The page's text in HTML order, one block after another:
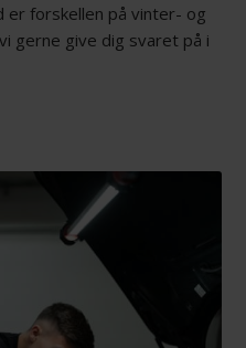
forskellen på vinter- og
gerne give dig svaret på i